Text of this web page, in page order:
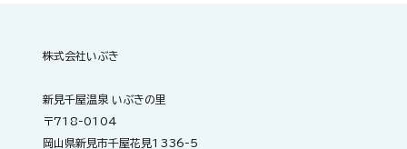
株式会社いぶき
新見千屋温泉 いぶきの里
〒718-0104
岡山県新見市千屋花見1336-5